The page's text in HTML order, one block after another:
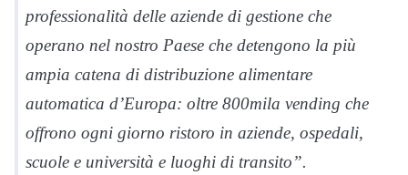
professionalità delle aziende di gestione che
operano nel nostro Paese che detengono la più
ampia catena di distribuzione alimentare
automatica d’Europa: oltre 800mila vending che
offrono ogni giorno ristoro in aziende, ospedali,
scuole e università e luoghi di transito”.